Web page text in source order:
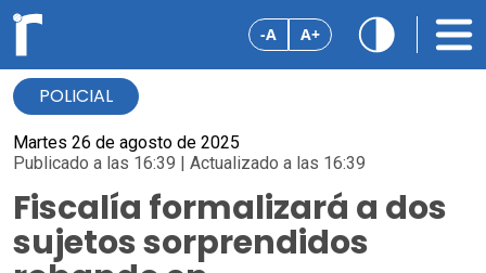
-A A+
POLICIAL
Martes 26 de agosto de 2025
Publicado a las 16:39 | Actualizado a las 16:39
Fiscalía formalizará a dos
sujetos sorprendidos